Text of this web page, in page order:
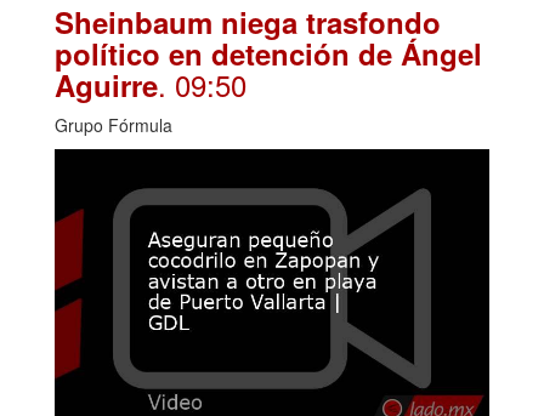
Sheinbaum niega trasfondo
político en detención de Ángel
Aguirre. 09:50
Grupo Fórmula